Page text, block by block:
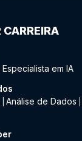
CARREIRA
Especialista em IA
Análise de Dados